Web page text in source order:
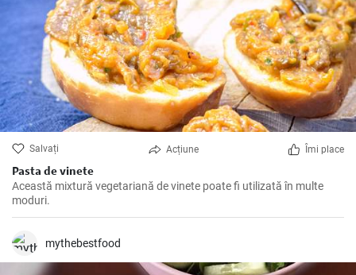
Salvați Acțiune Îmi place
Pasta de vinete
Această mixtură vegetariană de vinete poate fi utilizată în multe
moduri.
mythebestfood